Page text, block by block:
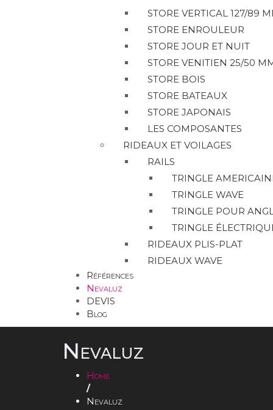
STORE VERTICAL 127/89
STORE ENROULEUR
STORE JOUR ET NUIT
STORE VENITIEN 25/50
STORE BOIS
STORE BATEAUX
STORE JAPONAIS
LES COMPOSANTES
RIDEAUX ET VOILAGES
RAILS
TRINGLE
TRINGLE WAVE
TRINGLE POUR
TRINGLE
RIDEAUX PLIS-PLAT
RIDEAUX WAVE
Références
Nevaluz
DEVIS
Blog
Nevaluz
Home
/
Nevaluz